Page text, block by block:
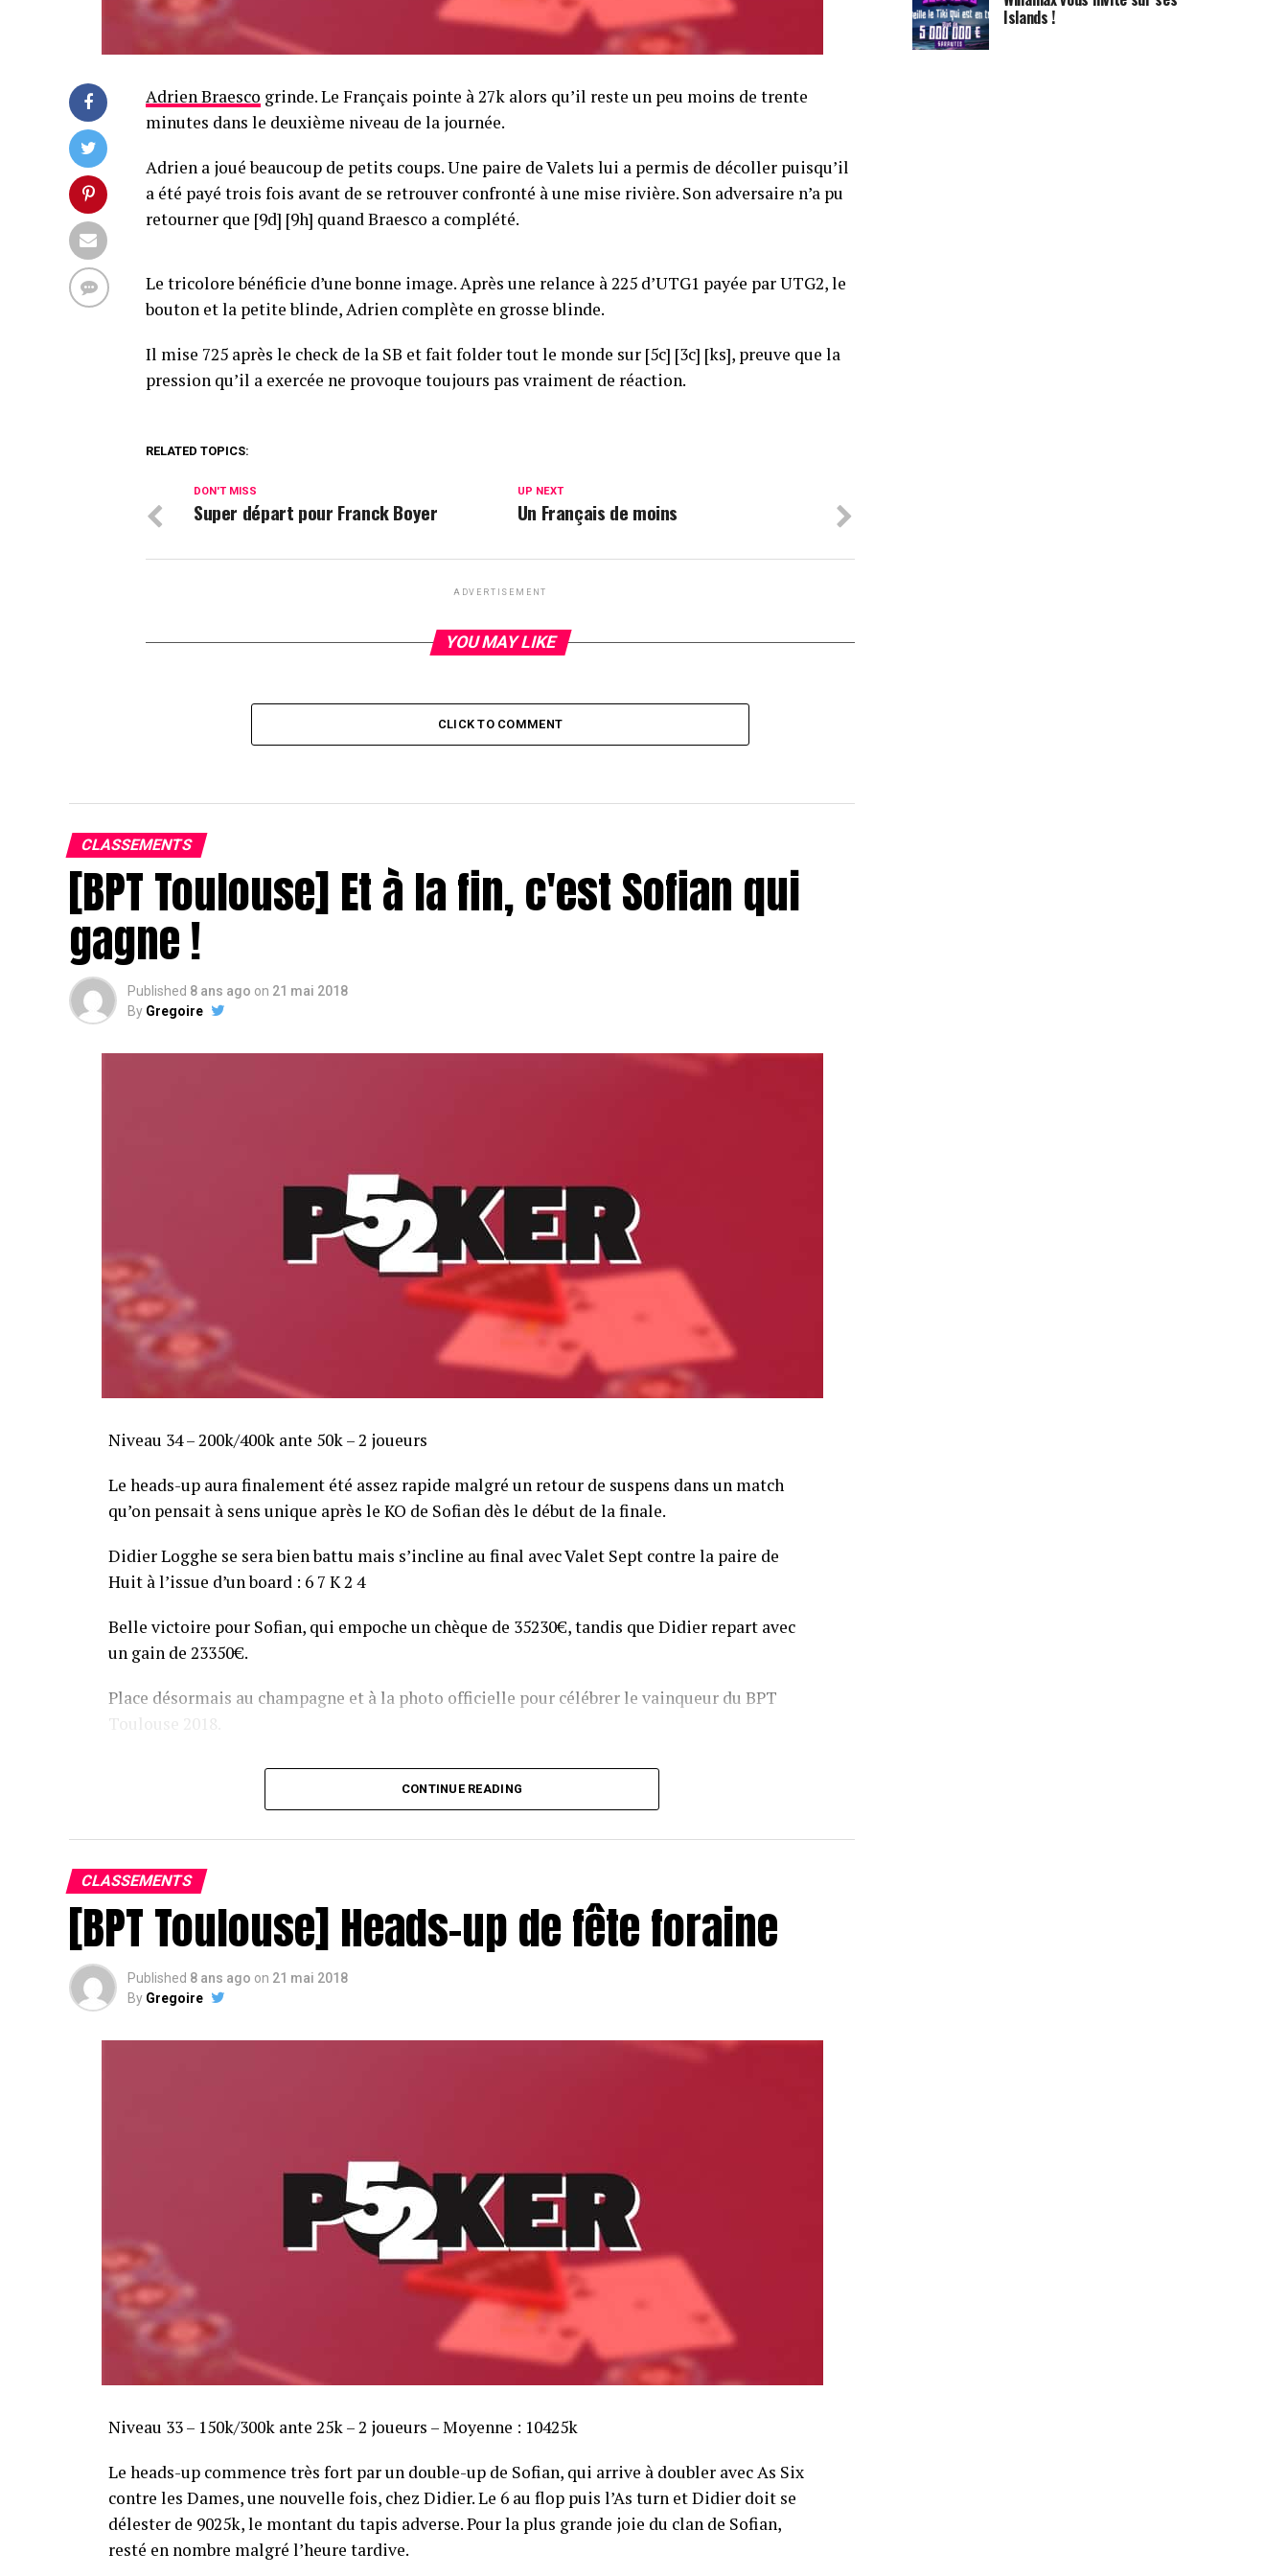
Adrien Braesco grinde. Le Français pointe à 27k alors qu’il reste un peu moins de trente
minutes dans le deuxième niveau de la journée.
Adrien a joué beaucoup de petits coups. Une paire de Valets lui a permis de décoller puisqu’il
a été payé trois fois avant de se retrouver confronté à une mise rivière. Son adversaire n’a pu
retourner que [9d] [9h] quand Braesco a complété.
Le tricolore bénéficie d’une bonne image. Après une relance à 225 d’UTG1 payée par UTG2, le
bouton et la petite blinde, Adrien complète en grosse blinde.
Il mise 725 après le check de la SB et fait folder tout le monde sur [5c] [3c] [ks], preuve que la
pression qu’il a exercée ne provoque toujours pas vraiment de réaction.
RELATED TOPICS:
UP NEXT
Un Français de moins
DON'T MISS
Super départ pour Franck Boyer
ADVERTISEMENT
YOU MAY LIKE
CLICK TO COMMENT
CLASSEMENTS
[BPT Toulouse] Et à la fin, c'est Sofian qui
gagne !
Published 8 ans ago on 21 mai 2018
By Gregoire
Niveau 34 – 200k/400k ante 50k – 2 joueurs
Le heads-up aura finalement été assez rapide malgré un retour de suspens dans un match
qu’on pensait à sens unique après le KO de Sofian dès le début de la finale.
Didier Logghe se sera bien battu mais s’incline au final avec Valet Sept contre la paire de
Huit à l’issue d’un board : 6 7 K 2 4
Belle victoire pour Sofian, qui empoche un chèque de 35230€, tandis que Didier repart avec
un gain de 23350€.
Place désormais au champagne et à la photo officielle pour célébrer le vainqueur du BPT
Toulouse 2018.
Assis devant une tonne, Sofian remporte le trophée du BPT Toulouse 2018, en costaud !
Sofian Benaissa, vainqueur bien entouré !
CONTINUE READING
CLASSEMENTS
[BPT Toulouse] Heads-up de fête foraine
Published 8 ans ago on 21 mai 2018
By Gregoire
Niveau 33 – 150k/300k ante 25k – 2 joueurs – Moyenne : 10425k
Le heads-up commence très fort par un double-up de Sofian, qui arrive à doubler avec As Six
contre les Dames, une nouvelle fois, chez Didier. Le 6 au flop puis l’As turn et Didier doit se
délester de 9025k, le montant du tapis adverse. Pour la plus grande joie du clan de Sofian,
resté en nombre malgré l’heure tardive.
Islands !